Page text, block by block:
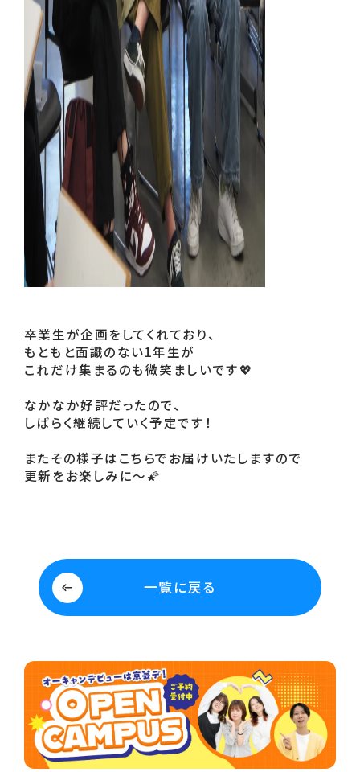
卒業生が企画をしてくれており、
もともと面識のない1年生が
これだけ集まるのも微笑ましいです💖
なかなか好評だったので、
しばらく継続していく予定です！
またその様子はこちらでお届けいたしますので
更新をお楽しみに～🌠
一覧に戻る